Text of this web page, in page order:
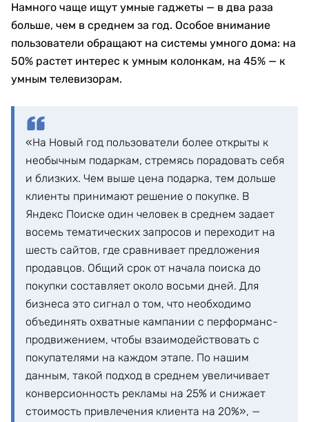
Намного чаще ищут умные гаджеты — в два раза
больше, чем в среднем за год. Особое внимание
пользователи обращают на системы умного дома: на
50% растет интерес к умным колонкам, на 45% — к
умным телевизорам.
«На Новый год пользователи более открыты к
необычным подаркам, стремясь порадовать себя
и близких. Чем выше цена подарка, тем дольше
клиенты принимают решение о покупке. В
Яндекс Поиске один человек в среднем задает
восемь тематических запросов и переходит на
шесть сайтов, где сравнивает предложения
продавцов. Общий срок от начала поиска до
покупки составляет около восьми дней. Для
бизнеса это сигнал о том, что необходимо
объединять охватные кампании с перформанс-
продвижением, чтобы взаимодействовать с
покупателями на каждом этапе. По нашим
данным, такой подход в среднем увеличивает
конверсионность рекламы на 25% и снижает
стоимость привлечения клиента на 20%», —